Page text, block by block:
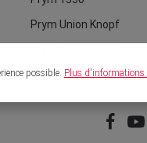
Prym Union Knopf
possible. Plus d'informations...